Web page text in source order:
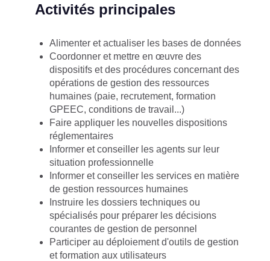
Activités principales
Alimenter et actualiser les bases de données
Coordonner et mettre en œuvre des
dispositifs et des procédures concernant des
opérations de gestion des ressources
humaines (paie, recrutement, formation
GPEEC, conditions de travail...)
Faire appliquer les nouvelles dispositions
réglementaires
Informer et conseiller les agents sur leur
situation professionnelle
Informer et conseiller les services en matière
de gestion ressources humaines
Instruire les dossiers techniques ou
spécialisés pour préparer les décisions
courantes de gestion de personnel
Participer au déploiement d'outils de gestion
et formation aux utilisateurs